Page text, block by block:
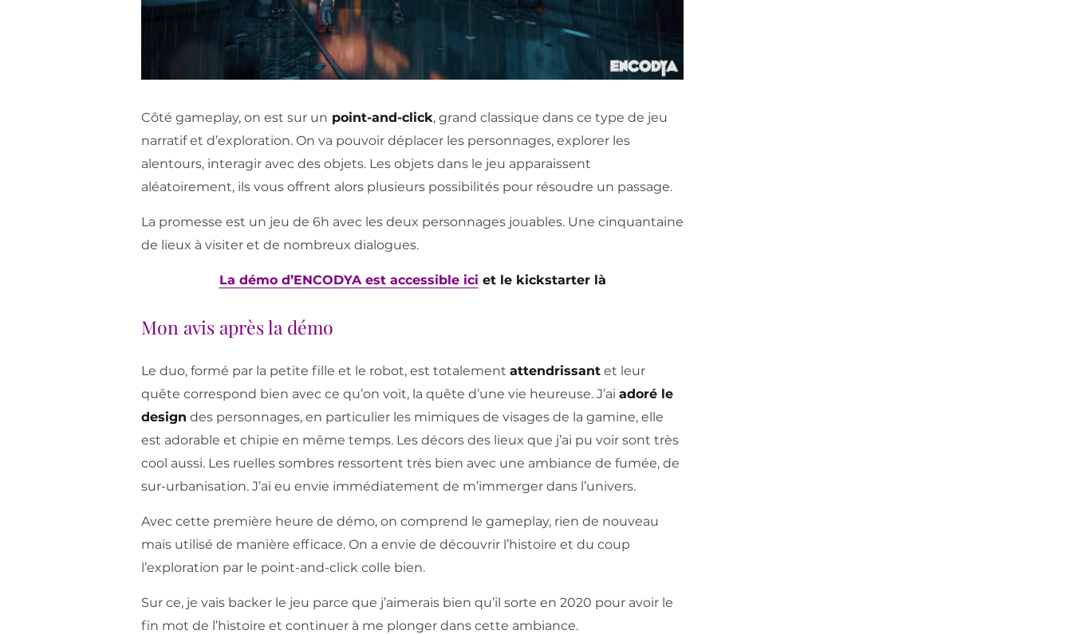
Côté gameplay, on est sur un point-and-click, grand classique dans ce type de jeu
narratif et d’exploration. On va pouvoir déplacer les personnages, explorer les
alentours, interagir avec des objets. Les objets dans le jeu apparaissent
aléatoirement, ils vous offrent alors plusieurs possibilités pour résoudre un passage.
La promesse est un jeu de 6h avec les deux personnages jouables. Une cinquantaine
de lieux à visiter et de nombreux dialogues.
La démo d’ENCODYA est accessible ici et le kickstarter là
Mon avis après la démo
Le duo, formé par la petite fille et le robot, est totalement attendrissant et leur
quête correspond bien avec ce qu’on voit, la quête d’une vie heureuse. J’ai adoré le
design des personnages, en particulier les mimiques de visages de la gamine, elle
est adorable et chipie en même temps. Les décors des lieux que j’ai pu voir sont très
cool aussi. Les ruelles sombres ressortent très bien avec une ambiance de fumée, de
sur-urbanisation. J’ai eu envie immédiatement de m’immerger dans l’univers.
Avec cette première heure de démo, on comprend le gameplay, rien de nouveau
mais utilisé de manière efficace. On a envie de découvrir l’histoire et du coup
l’exploration par le point-and-click colle bien.
Sur ce, je vais backer le jeu parce que j’aimerais bien qu’il sorte en 2020 pour avoir le
fin mot de l’histoire et continuer à me plonger dans cette ambiance.